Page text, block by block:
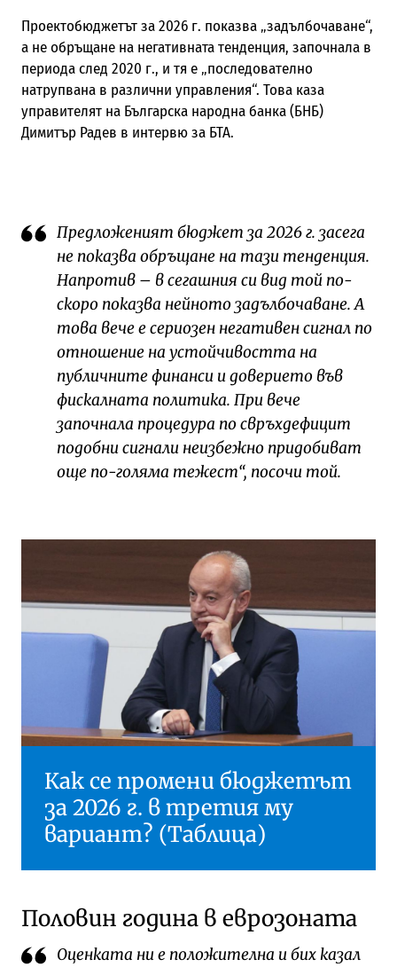
Проектобюджетът за 2026 г. показва „задълбочаване“,
а не обръщане на негативната тенденция, започнала в
периода след 2020 г., и тя е „последователно
натрупвана в различни управления“. Това каза
управителят на Българска народна банка (БНБ)
Димитър Радев в интервю за БТА.
Предложеният бюджет за 2026 г. засега
не показва обръщане на тази тенденция.
Напротив – в сегашния си вид той по-
скоро показва нейното задълбочаване. А
това вече е сериозен негативен сигнал по
отношение на устойчивостта на
публичните финанси и доверието във
фискалната политика. При вече
започнала процедура по свръхдефицит
подобни сигнали неизбежно придобиват
още по-голяма тежест“, посочи той.
Как се промени бюджетът
за 2026 г. в третия му
вариант? (Таблица)
Половин година в еврозоната
Оценката ни е положителна и бих казал